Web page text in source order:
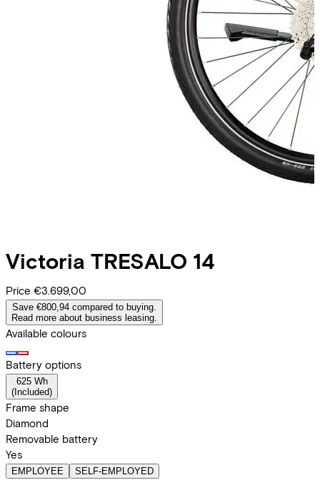
Victoria TRESALO 14
Price €3.699,00
Save €800,94 compared to buying.
Read more about business leasing.
Available colours
Battery options
625 Wh
( Included)
Frame shape
Diamond
Removable battery
Yes
EMPLOYEE SELF-EMPLOYED